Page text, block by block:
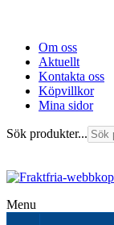
Om oss
Aktuellt
Kontakta oss
Köpvillkor
Mina sidor
Sök produkter...
Menu